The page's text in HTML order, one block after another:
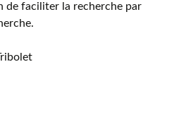
de faciliter la recherche par